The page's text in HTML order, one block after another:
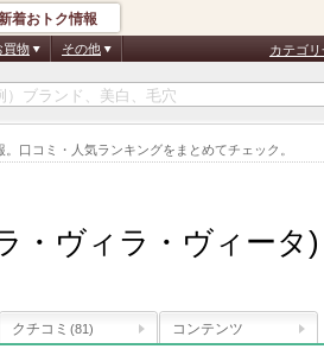
口コミ・人気ランキングをまとめてチェック。
着おトク情報
買物 その他 カテゴ
・ヴィラ・ヴィータ)
クチコミ (81) コンテンツ